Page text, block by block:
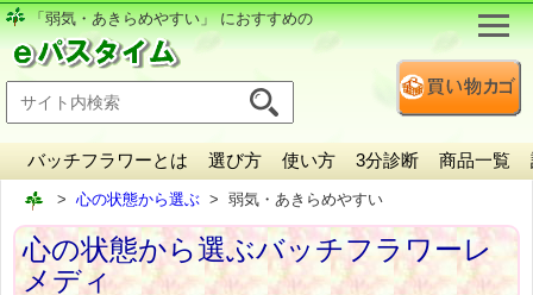
「弱気・あきらめやすい」 におすすめの
バッチフラワーとは 選び方 使い方 3分診断 商品一覧
心の状態から選ぶ 弱気・あきらめやすい
心の状態から選ぶバッチフラワーレ
メディ